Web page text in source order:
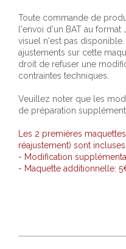
Toute commande de
l'envoi d'un BAT au format
visuel n'est pas
ajustements sur cette
droit de refuser une
contraintes techniques.
Veuillez noter que les
de préparation
Les 2 premières
réajustement) sont
- Modification
- Maquette additionnelle: